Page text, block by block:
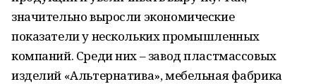
значительно выросли экономические
показатели у нескольких промышленных
компаний. Среди них – завод пластмассовых
изделий «Альтернатива», мебельная фабрика